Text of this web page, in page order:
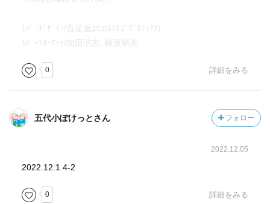
ｶﾊﾞｰﾃﾞｻﾞｲﾝ/百足屋ﾕｳｺ(ﾑｼｶｺﾞｸﾞﾗﾌｨｸｽ)
ｶﾊﾞｰﾌｫｰﾏｯﾄ/前田浩志､横濱順美
0 詳細をみる
五代小ぽけっとさん フォロー
2022.12.05
2022.12.1 4-2
0 詳細をみる